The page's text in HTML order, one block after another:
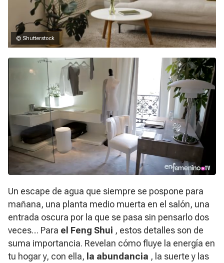
© Shutterstock
Un escape de agua que siempre se pospone para
mañana, una planta medio muerta en el salón, una
entrada oscura por la que se pasa sin pensarlo dos
veces… Para el Feng Shui , estos detalles son de
suma importancia. Revelan cómo fluye la energía en
tu hogar y, con ella, la abundancia , la suerte y las